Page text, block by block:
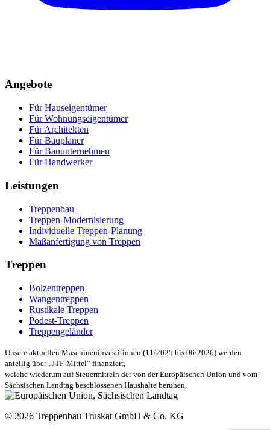
Angebote
Für Hauseigentümer
Für Wohnungseigentümer
Für Architekten
Für Bauplaner
Für Bauunternehmen
Für Handwerker
Leistungen
Treppenbau
Treppen-Modernisierung
Individuelle Treppen-Planung
Maßanfertigung von Treppen
Treppen
Bolzentreppen
Wangentreppen
Rustikale Treppen
Podest-Treppen
Treppengeländer
Unsere aktuellen Maschineninvestitionen (11/2025 bis 06/2026) werden
anteilig über „JTF-Mittel“ finanziert,
welche wiederum auf Steuermitteln der von der Europäischen Union und vom
Sächsischen Landtag beschlossenen Haushalte beruhen.
© 2026 Treppenbau Truskat GmbH & Co. KG